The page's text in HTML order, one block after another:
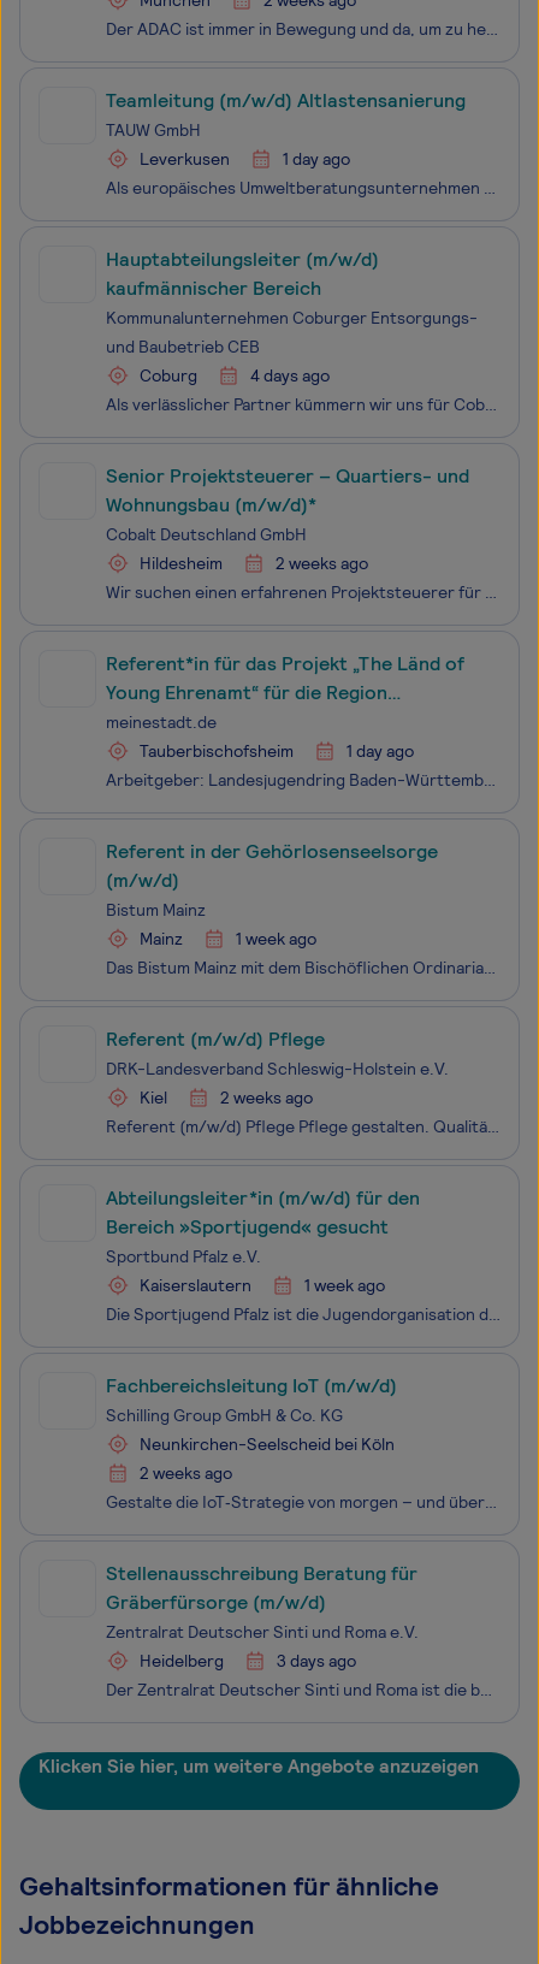
Der ADAC ist immer in Bewegung und da, um zu helfen - dabei decken wir die unterschiedlichsten Bereiche ab, wie z.B.: Versicherungen, Reisen und medizinische Unterstützung, rechtliche Beratung, Digitalisierung, klassische Pannenhilfe oder die Luftrettung. Wir sind da.
Teamleitung (m/w/d) Altlastensanierung
TAUW GmbH
Leverkusen
1 day ago
Als europäisches Umweltberatungsunternehmen konzentrieren wir uns in unserer täglichen Arbeit auf die Gestaltung einer nachhaltigen Lebensumwelt für uns und für künftige Generationen. Seit über 90 Jahren unterstützen und beraten mittlerweile über 1.500 TAUW-Expert:innen verschiedener Fachbereiche we
Hauptabteilungsleiter (m/w/d)
kaufmännischer Bereich
Kommunalunternehmen Coburger Entsorgungs-
und Baubetrieb CEB
Coburg
4 days ago
Als verlässlicher Partner kümmern wir uns für Coburgs Bürger um alle Aufgaben in den Bereichen Entwässerung, Kreislaufwirtschaft und Abfallentsorgung, Straßenreinigung sowie um Planung, Bau und Unterhalt von Straßen, Brücken und Gewässern. Unser Team aus rund 200 Mitarbeitenden versteht sich als Vo
Senior Projektsteuerer – Quartiers- und
Wohnungsbau (m/w/d)*
Cobalt Deutschland GmbH
Hildesheim
2 weeks ago
Wir suchen einen erfahrenen Projektsteuerer für einen mittelständischen, inhabergeführten Bauträger in der Region Hildesheim. Das Unternehmen ist seit vielen Jahren in der Entwicklung, Planung und Umsetzung hochwertiger Wohn- und Gewerbeimmobilien tätig und begleitet Projekte über den gesamten Leben
Referent*in für das Projekt „The Länd of
Young Ehrenamt“ für die Region
Nordwürttemberg
meinestadt.de
Tauberbischofsheim
1 day ago
Arbeitgeber: Landesjugendring Baden-Württemberg e. V. Einsatzort: 97941 Tauberbischofsheim Der Landesjugendring Baden-Württemberg e.V. ist der Zusammenschluss von 32 landesweiten Jugendverbänden sowie den Stadt- und Kreisjugendringen in Baden-Württemberg. Zu seinen Auf­gaben zählt die jugendpoliti
Referent in der Gehörlosenseelsorge
(m/w/d)
Bistum Mainz
Mainz
1 week ago
Das Bistum Mainz mit dem Bischöflichen Ordinariat als zentraler Verwaltungsbehörde ist Arbeitgeber für aktuell ca. 5200 Menschen. Es erstreckt sich auf ca. 7.700 Quadratkilometer überwiegend in den Bundesländern Hessen und Rheinland-Pfalz.Im Bischöflichen Ordinariat, Dezernat Seelsorge, Bereich 2
Referent (m/w/d) Pflege
DRK-Landesverband Schleswig-Holstein e.V.
Kiel
2 weeks ago
Referent (m/w/d) Pflege Pflege gestalten. Qualität sichern. Zukunft bewegen. Standort: DRK-Landesverband Schleswig-Holstein e. V. in Kiel Startdatum: 01.10.2026 Arbeitszeit: in Teilzeit mit mind. 20 Stunden/Woche Die Stelle ist unbefristet zu besetzen. Der DRK-Landesverband Sch
Abteilungsleiter*in (m/w/d) für den
Bereich »Sportjugend« gesucht
Sportbund Pfalz e.V.
Kaiserslautern
1 week ago
Die Sportjugend Pfalz ist die Jugendorganisation des Sportbundes Pfalz und zählt mit rund 200.000 Sporttreibenden Kindern und Jugendlichen in etwa 1.950 Vereinen zu den größten Jugendverbänden der Pfalz. Die Sportjugend betreuet ihre Mitgliedsvereine sowie mehr als 60 Fachverbände. Unsere Kernaufgab
Fachbereichsleitung IoT (m/w/d)
Schilling Group GmbH & Co. KG
Neunkirchen-Seelscheid bei Köln
2 weeks ago
Gestalte die IoT‑Strategie von morgen – und übernimm Verantwortung für eines der innovativsten Wachstumsfelder unseres Unternehmens.
Stellenausschreibung Beratung für
Gräberfürsorge (m/w/d)
Zentralrat Deutscher Sinti und Roma e.V.
Heidelberg
3 days ago
Der Zentralrat Deutscher Sinti und Roma ist die bürgerrechtliche und politische Interessenvertretung der deutschen Sinti und Roma mit Sitz in Heidelberg und mit einer weiteren Projektstelle in Berlin. Ziel des Zentralrates ist die gleichberechtigte Teilhabe von autochthonen wie allochthonen Sinti un
Klicken Sie hier, um weitere Angebote anzuzeigen
Gehaltsinformationen für ähnliche
Jobbezeichnungen